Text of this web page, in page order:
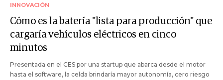
INNOVACIÓN
Cómo es la batería "lista para producción" que
cargaría vehículos eléctricos en cinco
minutos
Presentada en el CES por una startup que abarca desde el motor
hasta el software, la celda brindaría mayor autonomía, cero riesgo